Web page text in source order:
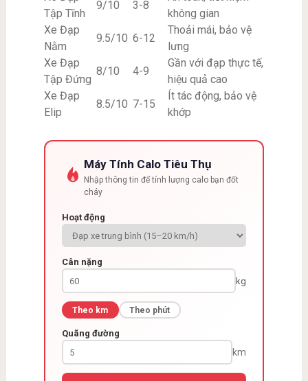
Tập Tĩnh
9/10 3-8
không gian
Xe Đạp
Nằm
9.5/10 6-12
Thoải mái, bảo vệ
lưng
Xe Đạp
Tập Đứng
8/10 4-9
Gần với đạp thực tế,
hiệu quả cao
Xe Đạp
Elip
8.5/10 7-15
Ít tác động, bảo vệ
khớp
Máy Tính Calo Tiêu Thụ
Nhập thông tin để tính lượng calo bạn đốt
cháy
Hoạt động
Cân nặng
kg
Theo km Theo phút
Quãng đường
km